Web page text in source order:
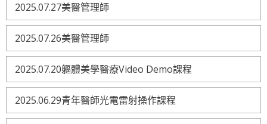
2025.07.27美醫管理師
2025.07.26美醫管理師
2025.07.20軀體美學醫療Video Demo課程
2025.06.29青年醫師光電雷射操作課程